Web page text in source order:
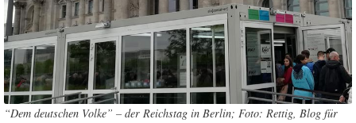
“Dem deutschen Volke” – der Reichstag in Berlin; Foto: Rettig, Blog für